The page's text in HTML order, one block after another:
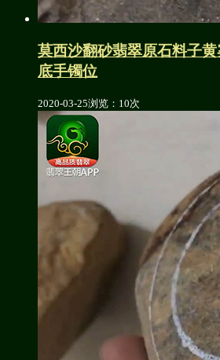
莫西沙翻砂翡翠原石料子
底手镯位
2020-03-25浏览：10次